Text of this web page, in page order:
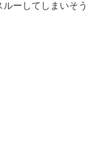
ーしてしまいそう